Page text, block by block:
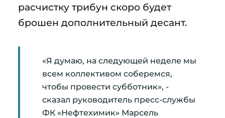
расчистку трибун скоро будет
брошен дополнительный десант.
«Я думаю, на следующей неделе мы
всем коллективом соберемся,
чтобы провести субботник», -
сказал руководитель пресс-службы
ФК «Нефтехимик» Марсель